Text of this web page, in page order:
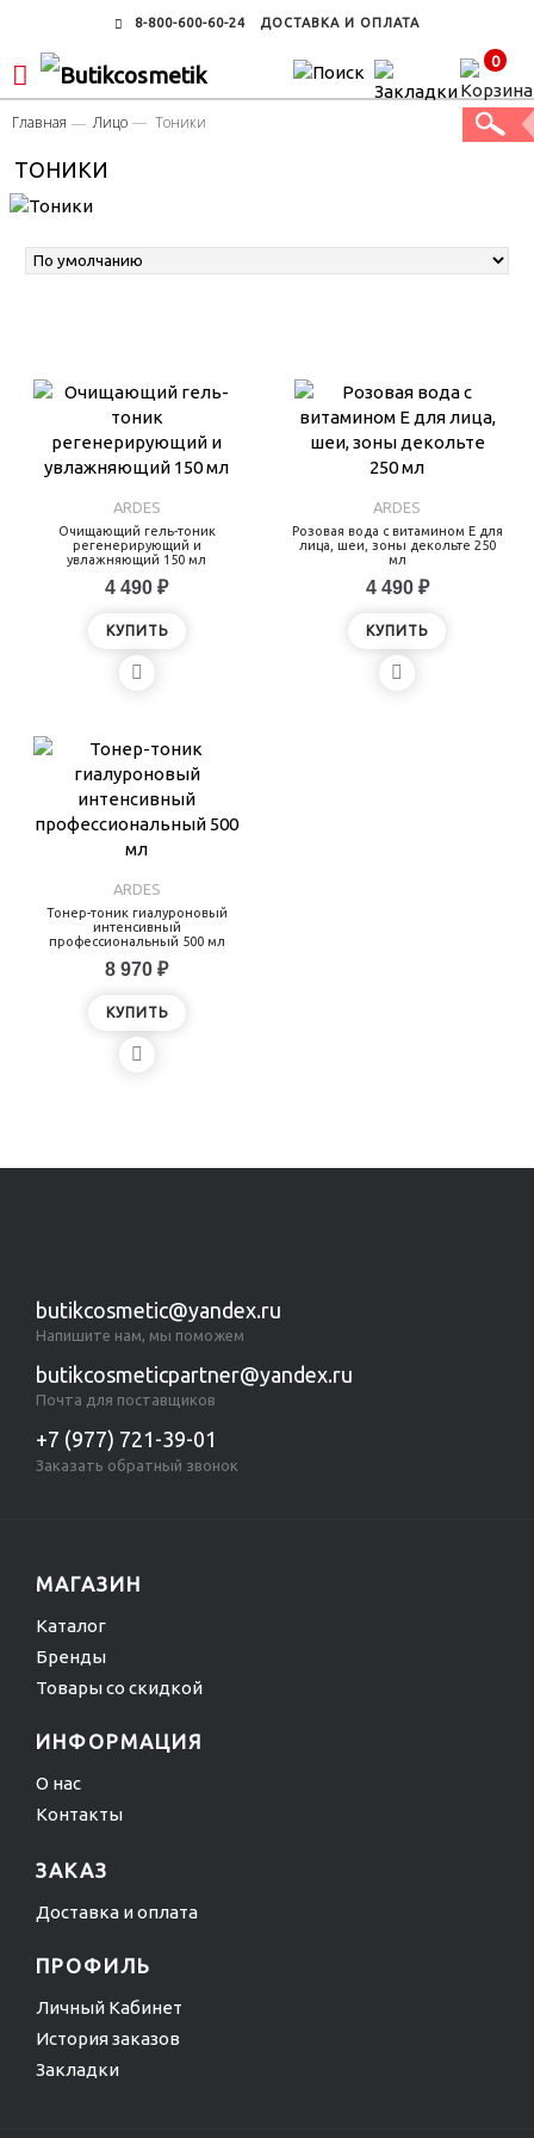
8-800-600-60-24 ДОСТАВКА И ОПЛАТА
0
Главная Лицо Тоники
ТОНИКИ
ARDES
Очищающий гель-тоник
регенерирующий и
увлажняющий 150 мл
4 490 ₽
КУПИТЬ
ARDES
Розовая вода с витамином Е для
лица, шеи, зоны декольте 250
мл
4 490 ₽
КУПИТЬ
ARDES
Тонер-тоник гиалуроновый
интенсивный
профессиональный 500 мл
8 970 ₽
КУПИТЬ
butikcosmetic@yandex.ru
Напишите нам, мы поможем
butikcosmeticpartner@yandex.ru
Почта для поставщиков
+7 (977) 721-39-01
Заказать обратный звонок
МАГАЗИН
Каталог
Бренды
Товары со скидкой
ИНФОРМАЦИЯ
О нас
Контакты
ЗАКАЗ
Доставка и оплата
ПРОФИЛЬ
Личный Кабинет
История заказов
Закладки